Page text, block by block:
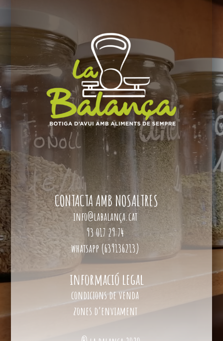
CONTACTA AMB NOSALTRES
info@labalança.cat
93 017 29 74
whatsapp (639136213)
informació legal
condicions de venda
zones d’enviament